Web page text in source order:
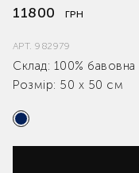
11800 ГРН
АРТ.982979
Склад: 100% бавовна
Розмір: 50 х 50 см